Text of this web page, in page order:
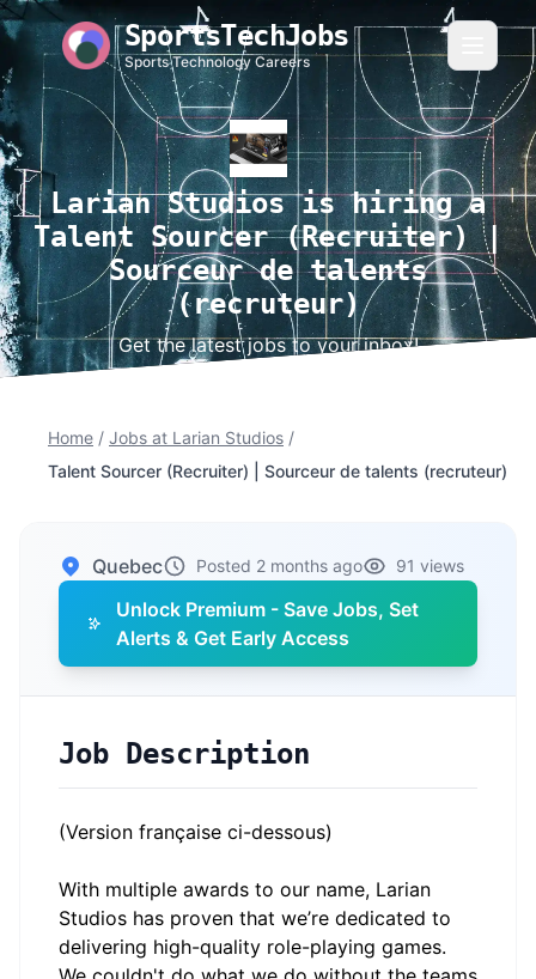
SportsTechJobs
Sports Technology Careers
Larian Studios is hiring a
Talent Sourcer (Recruiter) |
Sourceur de talents
(recruteur)
Get the latest jobs to your inbox!
Home / Jobs at Larian Studios /
Talent Sourcer (Recruiter) | Sourceur de talents (recruteur)
Quebec Posted 2 months ago 91 views
Unlock Premium - Save Jobs, Set
Alerts & Get Early Access
Job Description
(Version française ci-dessous)
With multiple awards to our name, Larian
Studios has proven that we’re dedicated to
delivering high-quality role-playing games.